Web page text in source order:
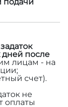
задаток
дней после
лицам - на
счет).
не
оплаты